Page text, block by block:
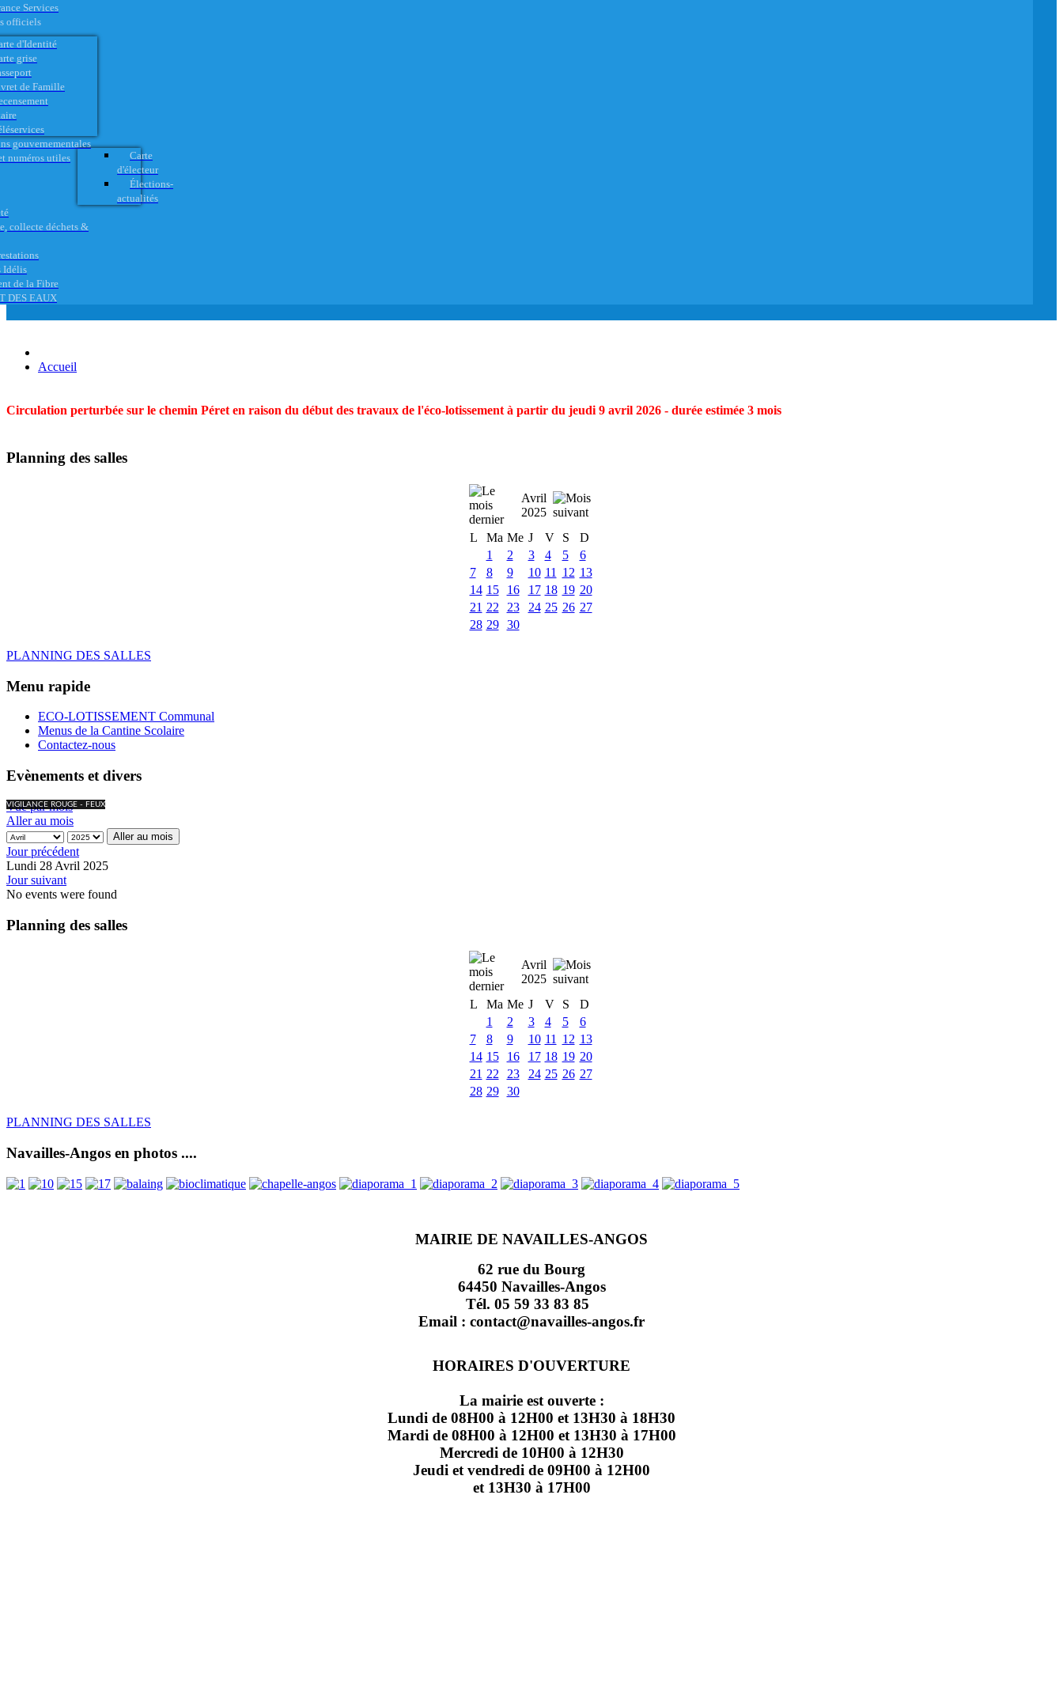
Services
officiels
d'Identité
grise
de Famille
gouvernementales
numéros utiles
Carte
d'électeur
Élections-
actualités
collecte déchets &
Idélis
de la Fibre
DES EAUX
Accueil
Circulation perturbée sur le chemin Péret en raison du début des travaux de l'éco-lotissement à partir du jeudi 9 avril 2026 - durée estimée 3 mois
Planning des salles
Avril
2025
L
Ma Me J V S
D
1
2 3 4 5
6
7
8 9 10 11 12 13
14 15 16 17 18 19 20
21 22 23 24 25 26 27
28 29 30
PLANNING DES SALLES
Menu rapide
ECO-LOTISSEMENT Communal
Menus de la Cantine Scolaire
Contactez-nous
Evènements et divers
VIGILANCE ROUGE - FEUX
Vue par mois
Aller au mois
Aller au mois
Jour précédent
Lundi 28 Avril 2025
Jour suivant
No events were found
Planning des salles
Avril
2025
L
Ma Me J V S
D
1
2 3 4 5
6
7
8 9 10 11 12 13
14 15 16 17 18 19 20
21 22 23 24 25 26 27
28 29 30
PLANNING DES SALLES
Navailles-Angos en photos ....
MAIRIE DE NAVAILLES-ANGOS
62 rue du Bourg
64450 Navailles-Angos
Tél. 05 59 33 83 85
Email : contact@navailles-angos.fr
HORAIRES D'OUVERTURE
La mairie est ouverte :
Lundi de 08H00 à 12H00 et 13H30 à 18H30
Mardi de 08H00 à 12H00 et 13H30 à 17H00
Mercredi de 10H00 à 12H30
Jeudi et vendredi de 09H00 à 12H00
et 13H30 à 17H00